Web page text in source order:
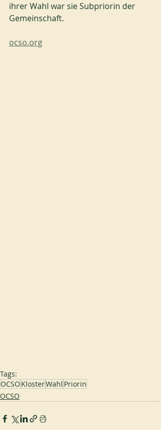
ihrer Wahl war sie Subpriorin der
Gemeinschaft.
ocso.org
Tags:
OCSO KlosterWahl Priorin
OCSO